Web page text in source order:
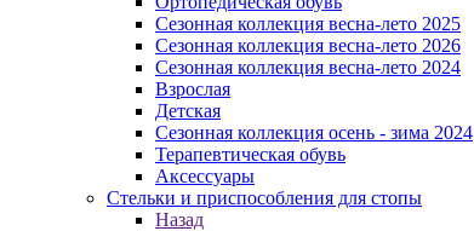
Сезонная коллекция весна-лето 2025
Сезонная коллекция весна-лето 2026
Сезонная коллекция весна-лето 2024
Взрослая
Детская
Сезонная коллекция осень - зима 2024
Терапевтическая обувь
Аксессуары
Стельки и приспособления для стопы
Назад